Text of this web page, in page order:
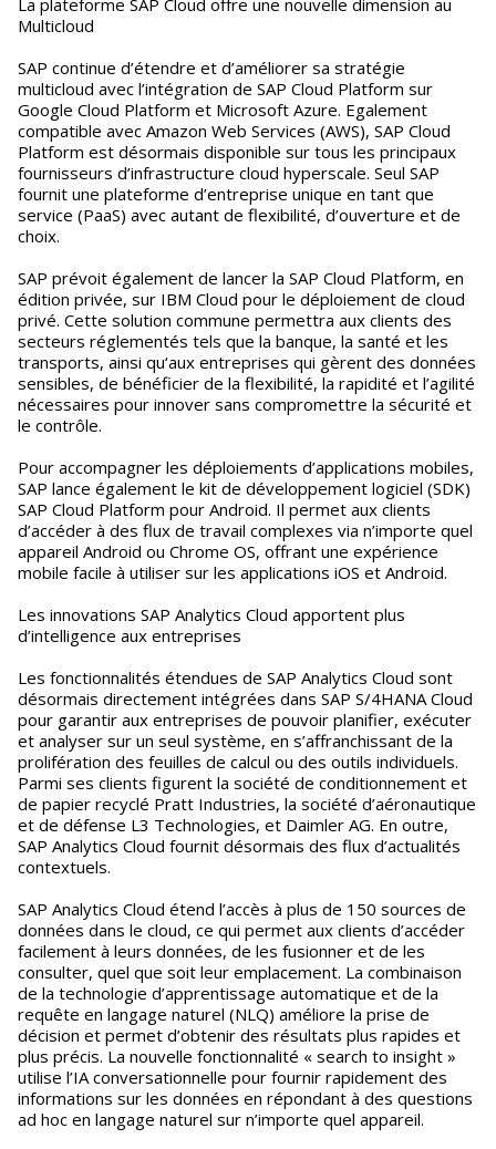
La plateforme SAP Cloud offre une nouvelle dimension au
Multicloud
SAP continue d’étendre et d’améliorer sa stratégie
multicloud avec l’intégration de SAP Cloud Platform sur
Google Cloud Platform et Microsoft Azure. Egalement
compatible avec Amazon Web Services (AWS), SAP Cloud
Platform est désormais disponible sur tous les principaux
fournisseurs d’infrastructure cloud hyperscale. Seul SAP
fournit une plateforme d’entreprise unique en tant que
service (PaaS) avec autant de flexibilité, d’ouverture et de
choix.
SAP prévoit également de lancer la SAP Cloud Platform, en
édition privée, sur IBM Cloud pour le déploiement de cloud
privé. Cette solution commune permettra aux clients des
secteurs réglementés tels que la banque, la santé et les
transports, ainsi qu‘aux entreprises qui gèrent des données
sensibles, de bénéficier de la flexibilité, la rapidité et l’agilité
nécessaires pour innover sans compromettre la sécurité et
le contrôle.
Pour accompagner les déploiements d’applications mobiles,
SAP lance également le kit de développement logiciel (SDK)
SAP Cloud Platform pour Android. Il permet aux clients
d’accéder à des flux de travail complexes via n’importe quel
appareil Android ou Chrome OS, offrant une expérience
mobile facile à utiliser sur les applications iOS et Android.
Les innovations SAP Analytics Cloud apportent plus
d’intelligence aux entreprises
Les fonctionnalités étendues de SAP Analytics Cloud sont
désormais directement intégrées dans SAP S/4HANA Cloud
pour garantir aux entreprises de pouvoir planifier, exécuter
et analyser sur un seul système, en s’affranchissant de la
prolifération des feuilles de calcul ou des outils individuels.
Parmi ses clients figurent la société de conditionnement et
de papier recyclé Pratt Industries, la société d’aéronautique
et de défense L3 Technologies, et Daimler AG. En outre,
SAP Analytics Cloud fournit désormais des flux d’actualités
contextuels.
SAP Analytics Cloud étend l’accès à plus de 150 sources de
données dans le cloud, ce qui permet aux clients d’accéder
facilement à leurs données, de les fusionner et de les
consulter, quel que soit leur emplacement. La combinaison
de la technologie d’apprentissage automatique et de la
requête en langage naturel (NLQ) améliore la prise de
décision et permet d’obtenir des résultats plus rapides et
plus précis. La nouvelle fonctionnalité « search to insight »
utilise l’IA conversationnelle pour fournir rapidement des
informations sur les données en répondant à des questions
ad hoc en langage naturel sur n’importe quel appareil.